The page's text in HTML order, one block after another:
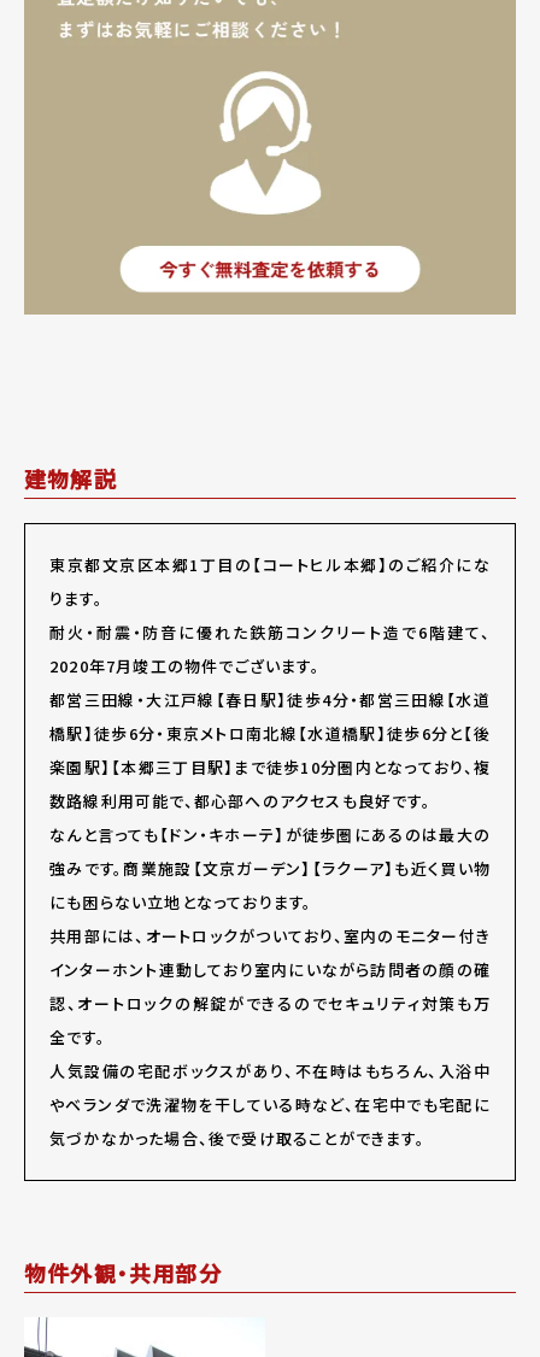
建物解説
東京都文京区本郷1丁目の【コートヒル本郷】のご紹介にな
ります。
耐火・耐震・防音に優れた鉄筋コンクリート造で6階建て、
2020年7月竣工の物件でございます。
都営三田線・大江戸線【春日駅】徒歩4分・都営三田線【水道
橋駅】徒歩6分・東京メトロ南北線【水道橋駅】徒歩6分と【後
楽園駅】【本郷三丁目駅】まで徒歩10分圏内となっており、複
数路線利用可能で、都心部へのアクセスも良好です。
なんと言っても【ドン・キホーテ】が徒歩圏にあるのは最大の
強みです。商業施設【文京ガーデン】【ラクーア】も近く買い物
にも困らない立地となっております。
共用部には、オートロックがついており、室内のモニター付き
インターホント連動しており室内にいながら訪問者の顔の確
認、オートロックの解錠ができるのでセキュリティ対策も万
全です。
人気設備の宅配ボックスがあり、不在時はもちろん、入浴中
やベランダで洗濯物を干している時など、在宅中でも宅配に
気づかなかった場合、後で受け取ることができます。
物件外観・共用部分